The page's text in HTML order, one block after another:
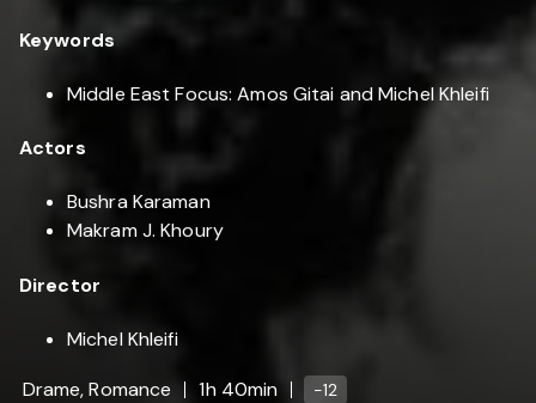
Keywords
Middle East Focus: Amos Gitai and Michel Khleifi
Actors
Bushra Karaman
Makram J. Khoury
Director
Michel Khleifi
Drame, Romance
1h 40min -12